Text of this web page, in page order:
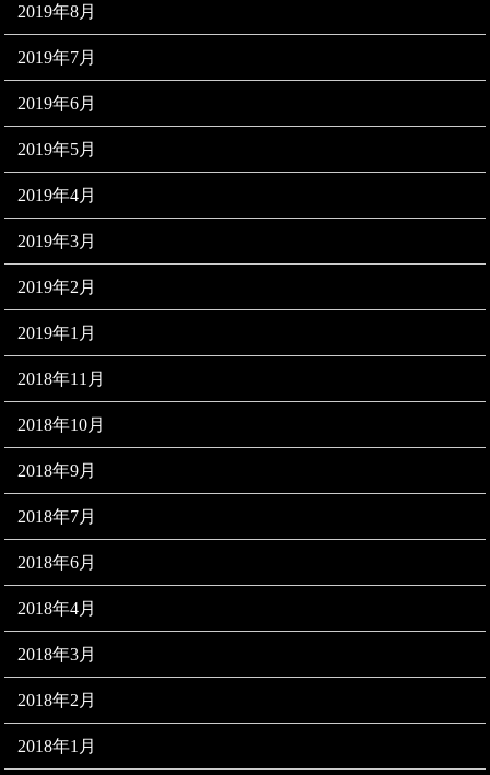
2019年8月
2019年7月
2019年6月
2019年5月
2019年4月
2019年3月
2019年2月
2019年1月
2018年11月
2018年10月
2018年9月
2018年7月
2018年6月
2018年4月
2018年3月
2018年2月
2018年1月